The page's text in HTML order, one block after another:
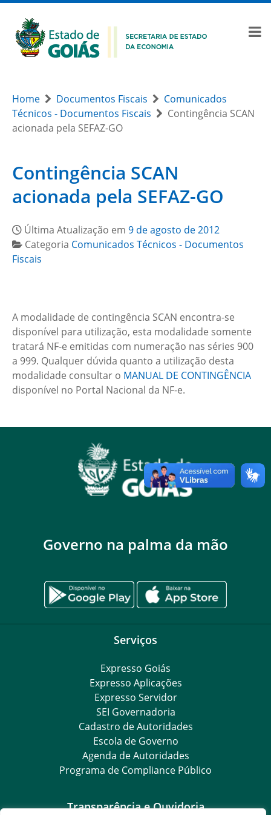
Home Documentos Fiscais
Comunicados
Técnicos - Documentos Fiscais
Contingência SCAN
acionada pela SEFAZ-GO
Contingência SCAN
acionada pela SEFAZ-GO
Última Atualização em 9 de agosto de 2012
Categoria Comunicados Técnicos - Documentos
Fiscais
A modalidade de contingência SCAN encontra-se
disponível para utilização, esta modalidade somente
tratará NF-e emitidas com numeração nas séries 900
a 999. Qualquer dúvida quanto a utilização desta
modalidade consultar o MANUAL DE CONTINGÊNCIA
disponível no Portal Nacional da NF-e.
Governo na palma da mão
Serviços
Expresso Goiás
Expresso Aplicações
Expresso Servidor
SEI Governadoria
Cadastro de Autoridades
Escola de Governo
Agenda de Autoridades
Programa de Compliance Público
Transparência e Ouvidoria